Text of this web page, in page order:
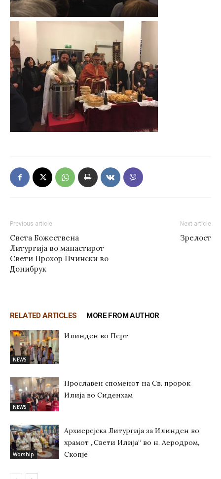
Previous article
Света Божествена
Литургија во манастирот
Свети Прохор Пчински во
Донибрук
Next article
Зрелост
RELATED ARTICLES MORE FROM AUTHOR
NEWS
Илинден во Перт
NEWS
Прославен споменот на Св. пророк
Илија во Сиденхам
Worship
Архиерејска Литургија за Илинден во
храмот „Свети Илија“ во н. Аеродром,
Скопје